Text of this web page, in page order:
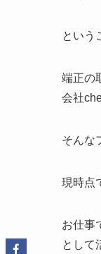
という
端正の
会社
そんな
現時点
お仕事
として